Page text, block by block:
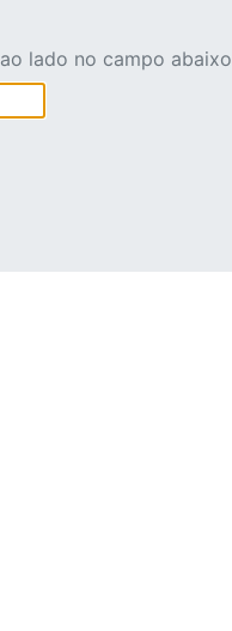
lado no campo abaixo